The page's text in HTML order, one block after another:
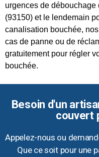
urgences de débouchage
(93150) et le lendemain
canalisation bouchée,
cas de panne ou de
gratuitement pour régler
bouchée.
Besoin d'un
couvert
Appelez-nous ou
Que ce soit pour une